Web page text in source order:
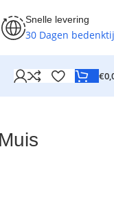
Snelle levering
30 Dagen
€